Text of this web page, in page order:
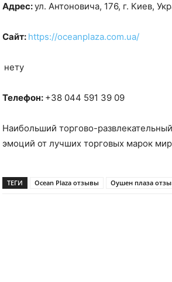
Адрес:ул. Антоновича, 176, г. Киев,
Сайт: https://oceanplaza.com.ua/
нету
Телефон: +38 044 591 39 09
Наибольший торгово-
эмоций от лучших торговых марок
ТЕГИ Ocean Plaza отзывы Оушен плаза